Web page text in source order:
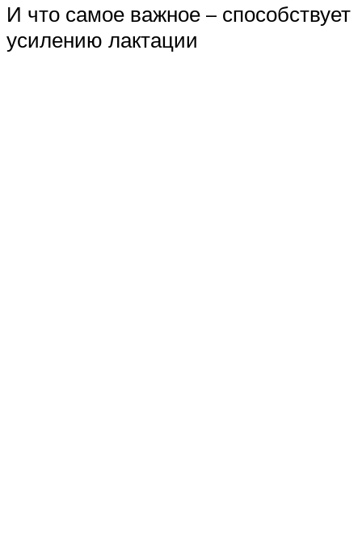
И что самое важное – способствует
усилению лактации